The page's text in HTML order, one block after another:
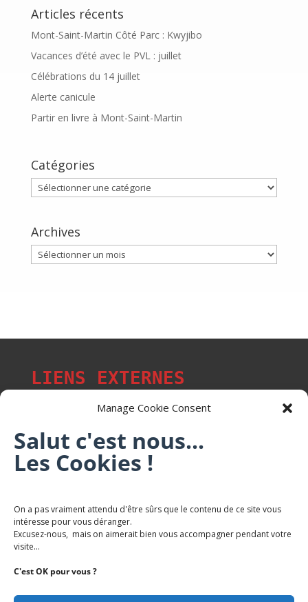
Manage Cookie Consent
Salut c'est nous...
Les Cookies !
On a pas vraiment attendu d'être sûrs que le contenu de ce site vous
intéresse pour vous déranger.
Excusez-nous, mais on aimerait bien vous accompagner pendant votre
visite...
C'est OK pour vous ?
Articles récents
Mont-Saint-Martin Côté Parc : Kwyjibo
Vacances d’été avec le PVL : juillet
Célébrations du 14 juillet
Alerte canicule
Partir en livre à Mont-Saint-Martin
Catégories
Catégories
Archives
Archives
LIENS EXTERNES
Les p'tits citoyens de Mont-Saint-Martin
Trail Saintmartinois Daniel FEITE
Karaté Mont Saint Martin